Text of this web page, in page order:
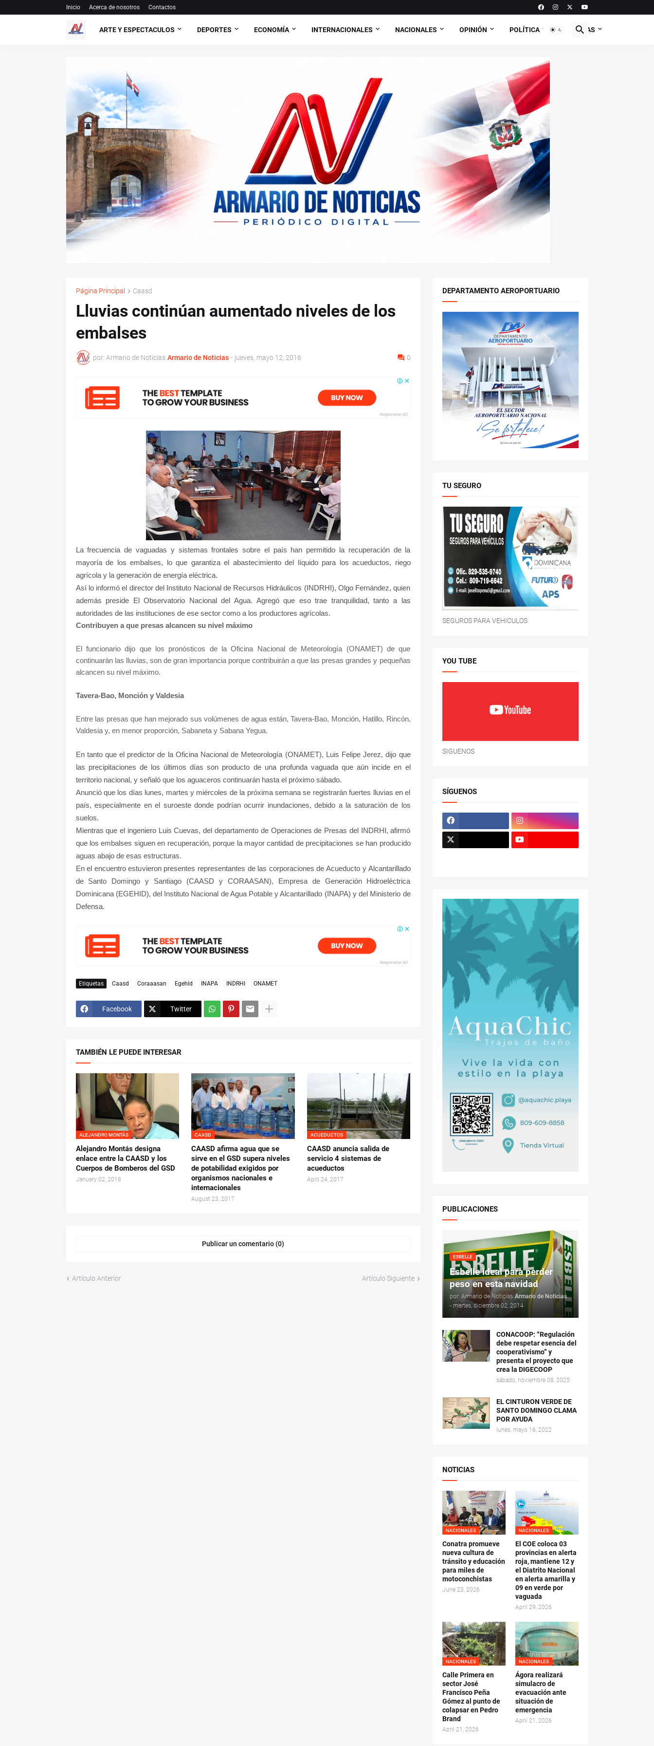
Inicio Acerca de nosotros Contactos
ARTE Y ESPECTACULOS DEPORTES ECONOMÍA INTERNACIONALES NACIONALES OPINIÓN POLÍTICA CURIOSAS
Página Principal Caasd
Lluvias continúan aumentado niveles de los
embalses
por: Armario de Noticias Armario de Noticias - jueves, mayo 12, 2016 0
La frecuencia de vaguadas y sistemas frontales sobre el país han permitido la recuperación de la
mayoría de los embalses, lo que garantiza el abastecimiento del líquido para los acueductos, riego
agrícola y la generación de energía eléctrica.
Así lo informó el director del Instituto Nacional de Recursos Hidráulicos (INDRHI), Olgo Fernández, quien
además preside El Observatorio Nacional del Agua. Agregó que eso trae tranquilidad, tanto a las
autoridades de las instituciones de ese sector como a los productores agrícolas.
Contribuyen a que presas alcancen su nivel máximo
El funcionario dijo que los pronósticos de la Oficina Nacional de Meteorología (ONAMET) de que
continuarán las lluvias, son de gran importancia porque contribuirán a que las presas grandes y pequeñas
alcancen su nivel máximo.
Tavera-Bao, Monción y Valdesia
Entre las presas que han mejorado sus volúmenes de agua están, Tavera­-Bao, Monción, Hatillo, Rincón,
Valdesia y, en menor proporción, Sabaneta y Sabana Yegua.
En tanto que el predictor de la Oficina Nacional de Meteorología (ONAMET), Luis Felipe Jerez, dijo que
las precipitaciones de los últimos días son producto de una profunda vaguada que aún incide en el
territorio nacional, y señaló que los aguaceros continuarán hasta el próximo sábado.
Anunció que los días lunes, martes y miércoles de la próxima semana se registrarán fuertes lluvias en el
país, especialmente en el suroeste donde podrían ocurrir inundaciones, debido a la saturación de los
suelos.
Mientras que el ingeniero Luis Cuevas, del departamento de Operaciones de Presas del INDRHI, afirmó
que los embalses siguen en recuperación, porque la mayor cantidad de precipitaciones se han producido
aguas abajo de esas estructuras.
En el encuentro estuvieron presentes representantes de las corporaciones de Acueducto y Alcantarillado
de Santo Domingo y Santiago (CAASD y CORAASAN), Empresa de Generación Hidroeléctrica
Dominicana (EGEHID), del Instituto Nacional de Agua Potable y Alcantarillado (INAPA) y del Ministerio de
Defensa.
Etiquetas Caasd Coraaasan Egehid INAPA INDRHI ONAMET
Facebook Twitter
TAMBIÉN LE PUEDE INTERESAR
ALEJANDRO MONTÁS
Alejandro Montás designa
enlace entre la CAASD y los
Cuerpos de Bomberos del GSD
January 02, 2018
CAASD
CAASD afirma agua que se
sirve en el GSD supera niveles
de potabilidad exigidos por
organismos nacionales e
internacionales
August 23, 2017
ACUEDUCTOS
CAASD anuncia salida de
servicio 4 sistemas de
acueductos
April 24, 2017
Publicar un comentario (0)
Artículo Anterior Artículo Siguiente
DEPARTAMENTO AEROPORTUARIO
TU SEGURO
SEGUROS PARA VEHICULOS
YOU TUBE
SIGUENOS
SÍGUENOS
PUBLICACIONES
ESBELLE
Esbelle ideal para perder
peso en esta navidad
por: Armario de Noticias Armario de Noticias
- martes, diciembre 02, 2014
CONACOOP: “Regulación
debe respetar esencia del
cooperativismo” y
presenta el proyecto que
crea la DIGECOOP
sábado, noviembre 08, 2025
EL CINTURON VERDE DE
SANTO DOMINGO CLAMA
POR AYUDA
lunes, mayo 16, 2022
NOTICIAS
NACIONALES
Conatra promueve
nueva cultura de
tránsito y educación
para miles de
motoconchistas
June 23, 2026
NACIONALES
El COE coloca 03
provincias en alerta
roja, mantiene 12 y
el Diatrito Nacional
en alerta amarilla y
09 en verde por
vaguada
April 29, 2026
NACIONALES
Calle Primera en
sector José
Francisco Peña
Gómez al punto de
colapsar en Pedro
Brand
April 21, 2026
NACIONALES
Ágora realizará
simulacro de
evacuación ante
situación de
emergencia
April 21, 2026